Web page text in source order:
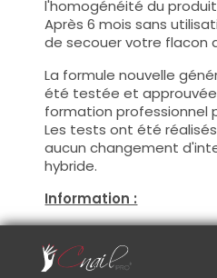
l'homogénéité du
Après 6 mois sans
de secouer votre flacon
La formule nouvelle
été testée et
formation professionnel
Les tests ont été
aucun changement
hybride.
Information :
Ce produit a été testée
centres de formation
partenaire.